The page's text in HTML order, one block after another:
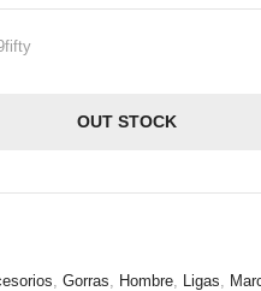
OUT STOCK
Gorras Hombre, Ligas